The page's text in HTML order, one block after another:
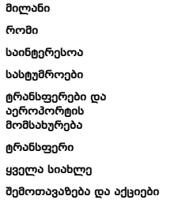
Მილანი
Რომი
Საინტერესოა
Სასტუმროები
Ტრანსფერები Და
Აეროპორტის
Მომსახურება
Ტრანსფერი
Ყველა Სიახლე
Შემოთავაზება Და Აქციები